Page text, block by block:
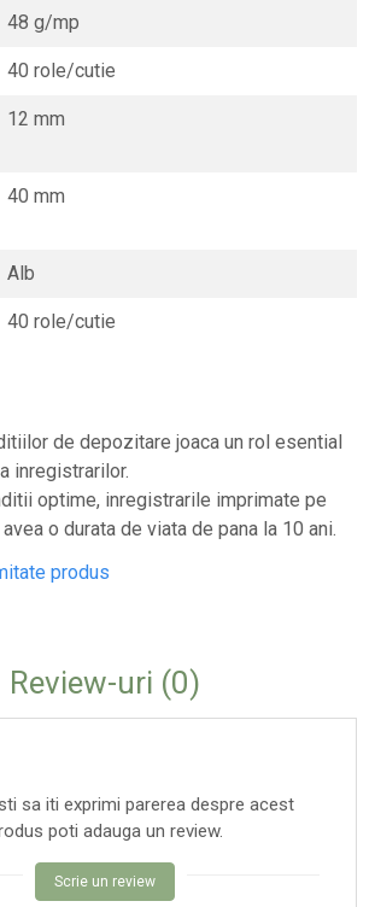
48 g/mp
40 role/cutie
12 mm
40 mm
Alb
40 role/cutie
de depozitare joaca un rol esential
inregistrarilor.
optime, inregistrarile imprimate pe
o durata de viata de pana la 10 ani.
produs
Review-uri (0)
sa iti exprimi parerea despre acest
poti adauga un review.
Scrie un review